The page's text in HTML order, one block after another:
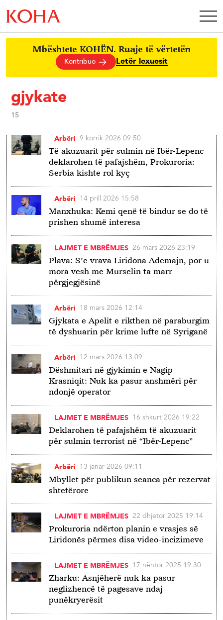
Mbështete KOHËN. Ruaje të vërtetën
Kontribuo Letër lexuesit
gjykate
15
Të akuzuarit për sulmin në Ibër-Lepenc
deklarohen të pafajshëm, Prokuroria:
Serbia kishte rol kyç
Arbëri 9 korrik 2026 09:50
Manxhuka: Kemi qenë të bindur se do të
prishen shumë interesa
Arbëri 14 prill 2026 15:58
Plava: S’e vrava Liridona Ademajn, por u
mora vesh me Murselin ta marr
përgjegjësinë
LAJMET E MBRËMJES 26 mars 2026 23:19
Gjykata e Apelit e rikthen në paraburgim
të dyshuarin për krime lufte në Syriganë
Arbëri 18 mars 2026 12:14
Dëshmitari në gjykimin e Nagip
Krasniqit: Nuk ka pasur anshmëri për
ndonjë operator
Arbëri 12 mars 2026 13:09
Deklarohen të pafajshëm të akuzuarit
për sulmin terrorist në “Ibër-Lepenc”
LAJMET E MBRËMJES 16 shkurt 2026 19:22
Mbyllet për publikun seanca për rezervat
shtetërore
Arbëri 13 janar 2026 09:11
Prokuroria ndërton planin e vrasjes së
Liridonës përmes disa video-incizimeve
LAJMET E MBRËMJES 22 dhjetor 2025 19:14
Zharku: Asnjëherë nuk ka pasur
neglizhencë të pagesave ndaj
punëkryerësit
LAJMET E MBRËMJES 17 nëntor 2025 19:30